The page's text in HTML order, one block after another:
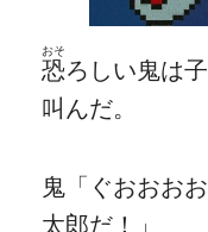
恐
おそ
ろしい鬼は
叫んだ。
鬼「ぐおおお
太郎だ！」